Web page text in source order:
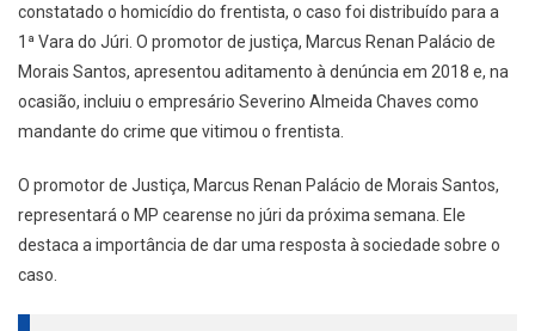
constatado o homicídio do frentista, o caso foi distribuído para a
1ª Vara do Júri. O promotor de justiça, Marcus Renan Palácio de
Morais Santos, apresentou aditamento à denúncia em 2018 e, na
ocasião, incluiu o empresário Severino Almeida Chaves como
mandante do crime que vitimou o frentista.
O promotor de Justiça, Marcus Renan Palácio de Morais Santos,
representará o MP cearense no júri da próxima semana. Ele
destaca a importância de dar uma resposta à sociedade sobre o
caso.